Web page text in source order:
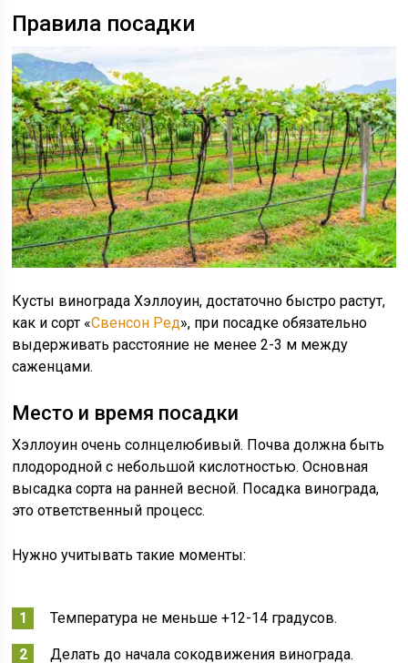
Правила посадки
Кусты винограда Хэллоуин, достаточно быстро растут,
как и сорт «Свенсон Ред», при посадке обязательно
выдерживать расстояние не менее 2-3 м между
саженцами.
Место и время посадки
Хэллоуин очень солнцелюбивый. Почва должна быть
плодородной с небольшой кислотностью. Основная
высадка сорта на ранней весной. Посадка винограда,
это ответственный процесс.
Нужно учитывать такие моменты:
Температура не меньше +12-14 градусов.
Делать до начала сокодвижения винограда.